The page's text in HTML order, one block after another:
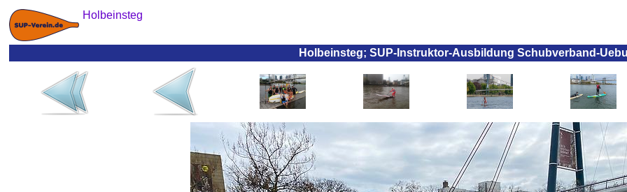
Holbeinsteg
Holbeinsteg; SUP-Instruktor-Ausbildung Schubverband-